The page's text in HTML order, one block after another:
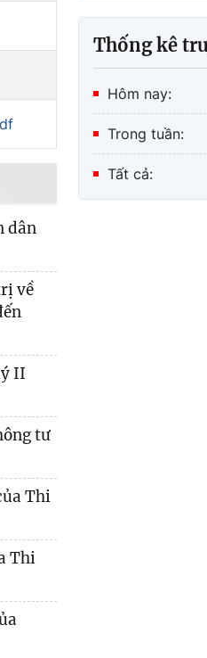
dân
về
II
tư
Thi
Thi
Thống kê
Hôm nay:
Trong tuần:
Tất cả: